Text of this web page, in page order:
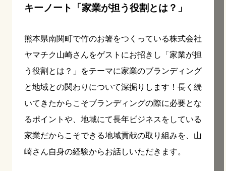
キーノート「家業が担う役割とは？」
熊本県南関町で竹のお箸をつくっている株式会社
ヤマチク山崎さんをゲストにお招きし「家業が担
う役割とは？」をテーマに家業のブランディング
と地域との関わりについて深掘りします！長く続
いてきたからこそブランディングの際に必要とな
るポイントや、地域にて長年ビジネスをしている
家業だからこそできる地域貢献の取り組みを、山
崎さん自身の経験からお話しいただきます。